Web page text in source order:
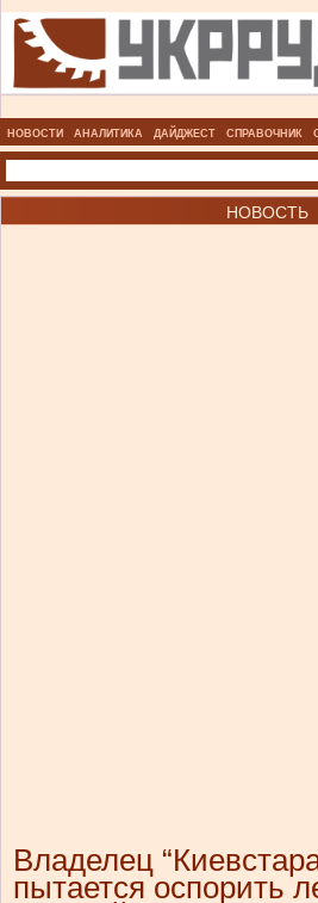
НОВОСТИ АНАЛИТИКА ДАЙДЖЕСТ СПРАВОЧНИК
НОВОСТЬ
Владелец
пытается оспорить